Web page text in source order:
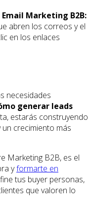
Marketing B2B:
abren los correos y el
en los enlaces
necesidades
generar leads
estarás construyendo
crecimiento más
Marketing B2B, es el
yformarte en
tus buyer personas,
que valoren lo